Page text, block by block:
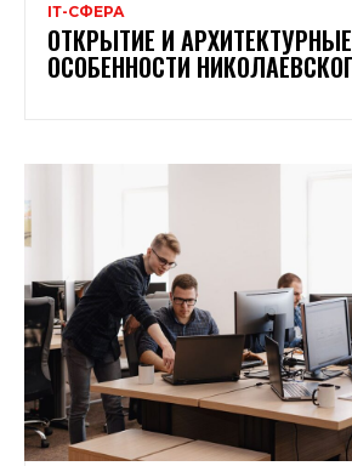
ІТ-СФЕРА
ОТКРЫТИЕ И АРХИТЕКТУРНЫЕ
ОСОБЕННОСТИ